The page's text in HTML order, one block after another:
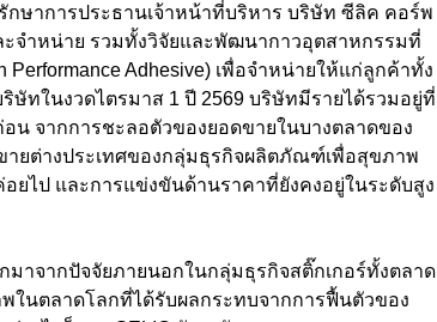
กษาการประธานเจ้าหน้าที่บริหาร บริษัท ซีลิค คอร์พ
ะจำหน่าย รวมทั้งวิจัยและพัฒนากาวอุตสาหกรรมที่
Performance Adhesive) เพื่อจำหน่ายให้แก่ลูกค้าทั้ง
ษัทในงวดไตรมาส 1 ปี 2569 บริษัทมีรายได้รวมอยู่ที่
อน จากการชะลอตัวของยอดขายในบางตลาดของ
ยต่างประเทศของกลุ่มธุรกิจผลิตภัณฑ์เพื่อสุขภาพ
ยไป และการแข่งขันด้านราคาที่ยังคงอยู่ในระดับสูง
มาจากปัจจัยภายนอกในกลุ่มธุรกิจสติ๊กเกอร์ทั้งตลาด
นตลาดโลกที่ได้รับผลกระทบจากการฟื้นตัวของ